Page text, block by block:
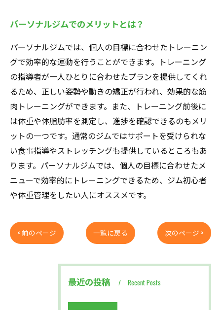
パーソナルジムでのメリットとは？
パーソナルジムでは、個人の目標に合わせたトレーニン
グで効率的な運動を行うことができます。トレーニング
の指導者が一人ひとりに合わせたプランを提供してくれ
るため、正しい姿勢や動きの矯正が行われ、効果的な筋
肉トレーニングができます。また、トレーニング前後に
は体重や体脂肪率を測定し、進捗を確認できるのもメリ
ットの一つです。通常のジムではサポートを受けられな
い食事指導やストレッチングも提供しているところもあ
ります。パーソナルジムでは、個人の目標に合わせたメ
ニューで効率的にトレーニングできるため、ジム初心者
や体重管理をしたい人にオススメです。
< 前のページ 一覧に戻る 次のページ >
最近の投稿 Recent Posts